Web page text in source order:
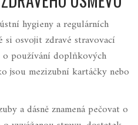
hygieny a regulárních
osvojit zdravé stravovací
používání doplňkových
jsou mezizubní kartáčky nebo
a dásně znamená pečovat o